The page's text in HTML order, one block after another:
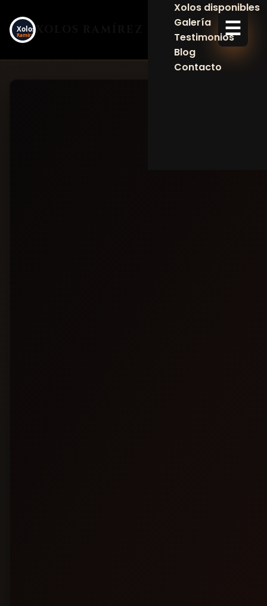
☰
Xolos disponibles
Galería
Testimonios
Blog
Contacto